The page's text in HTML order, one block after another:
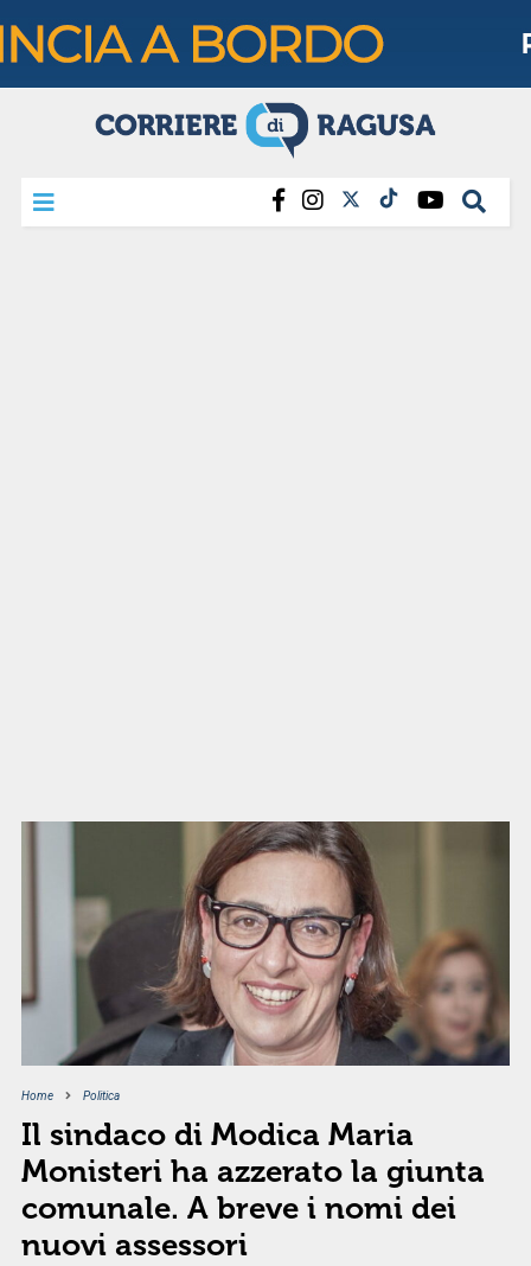
Home Politica
Il sindaco di Modica Maria
Monisteri ha azzerato la giunta
comunale. A breve i nomi dei
nuovi assessori